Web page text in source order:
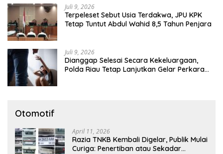
Juli 9, 2026
Terpeleset Sebut Usia Terdakwa, JPU KPK
Tetap Tuntut Abdul Wahid 8,5 Tahun Penjara
Juli 9, 2026
Dianggap Selesai Secara Kekeluargaan,
Polda Riau Tetap Lanjutkan Gelar Perkara
Otomotif
April 11, 2026
Razia TNKB Kembali Digelar, Publik Mulai
Curiga: Penertiban atau Sekadar